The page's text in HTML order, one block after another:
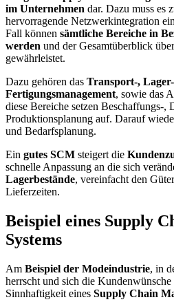
im Unternehmen dar. Dazu muss es
hervorragende Netzwerkintegration
Fall können sämtliche Bereiche in
werden und der Gesamtüberblick
gewährleistet.
Dazu gehören das Transport-,
Fertigungsmanagement, sowie das
diese Bereiche setzen Beschaffungs-,
Produktionsplanung auf. Darauf
und Bedarfsplanung.
Ein gutes SCM steigert die
schnelle Anpassung an die sich
Lagerbestände, vereinfacht den
Lieferzeiten.
Beispiel eines Supply
Systems
Am Beispiel der Modeindustrie, in
herrscht und sich die
Sinnhaftigkeit eines Supply Chain